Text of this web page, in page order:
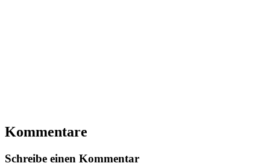
Kommentare
Schreibe einen Kommentar